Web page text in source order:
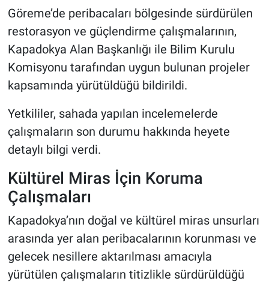
Göreme’de peribacaları bölgesinde sürdürülen
restorasyon ve güçlendirme çalışmalarının,
Kapadokya Alan Başkanlığı ile Bilim Kurulu
Komisyonu tarafından uygun bulunan projeler
kapsamında yürütüldüğü bildirildi.
Yetkililer, sahada yapılan incelemelerde
çalışmaların son durumu hakkında heyete
detaylı bilgi verdi.
Kültürel Miras İçin Koruma
Çalışmaları
Kapadokya’nın doğal ve kültürel miras unsurları
arasında yer alan peribacalarının korunması ve
gelecek nesillere aktarılması amacıyla
yürütülen çalışmaların titizlikle sürdürüldüğü
Genel
Asayiş
Kültür - Sanat
Politika
Magazin
Çevre
Haberde İnsan